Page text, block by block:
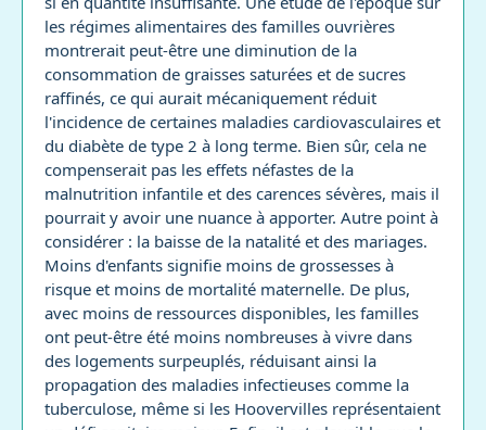
les régimes alimentaires des familles ouvrières
montrerait peut-être une diminution de la
consommation de graisses saturées et de sucres
raffinés, ce qui aurait mécaniquement réduit
l'incidence de certaines maladies cardiovasculaires et
du diabète de type 2 à long terme. Bien sûr, cela ne
compenserait pas les effets néfastes de la
malnutrition infantile et des carences sévères, mais il
pourrait y avoir une nuance à apporter. Autre point à
considérer : la baisse de la natalité et des mariages.
Moins d'enfants signifie moins de grossesses à
risque et moins de mortalité maternelle. De plus,
avec moins de ressources disponibles, les familles
ont peut-être été moins nombreuses à vivre dans
des logements surpeuplés, réduisant ainsi la
propagation des maladies infectieuses comme la
tuberculose, même si les Hoovervilles représentaient